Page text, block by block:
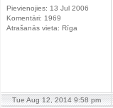
Pievienojies: 13 Jul 2006
Komentāri: 1969
Atrašanās vieta: Rīga
Tue Aug 12, 2014 9:58 pm